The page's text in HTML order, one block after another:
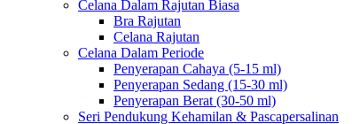
Celana Dalam Rajutan Biasa
Bra Rajutan
Celana Rajutan
Celana Dalam Periode
Penyerapan Cahaya (5-15 ml)
Penyerapan Sedang (15-30 ml)
Penyerapan Berat (30-50 ml)
Seri Pendukung Kehamilan & Pascapersalinan